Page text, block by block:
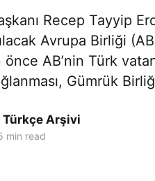
Recep Tayyip
Avrupa Birliği
önce AB’nin Türk
Gümrük
Arşivi
min read